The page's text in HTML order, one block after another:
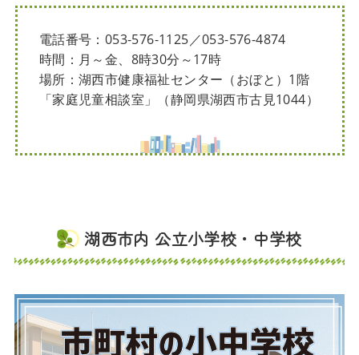
電話番号：053-576-1125／053-576-4874
時間：月～金、8時30分～17時
場所：湖西市健康福祉センター（おぼと）1階
「家庭児童相談室」（静岡県湖西市古見1044）
湖西市内 公立小学校・中学校